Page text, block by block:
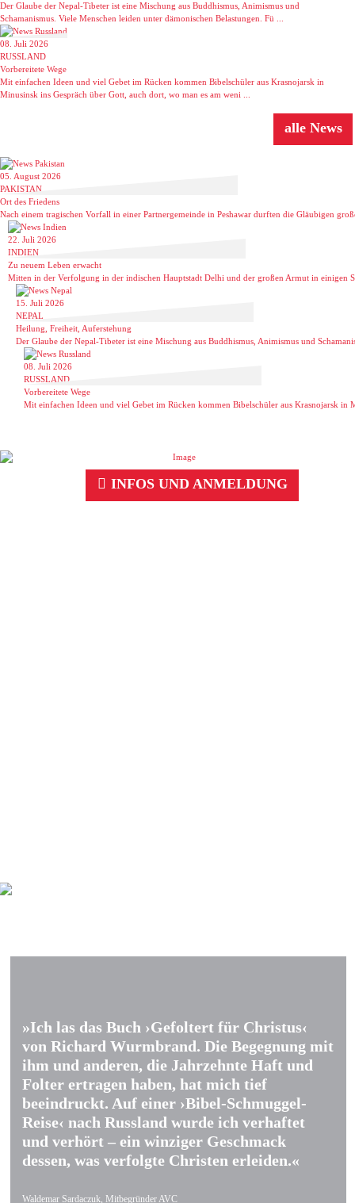
Der Glaube der Nepal-Tibeter ist eine Mischung aus Buddhismus, Animismus und
Schamanismus. Viele Menschen leiden unter dämonischen Belastungen. Fü ...
08. Juli 2026
RUSSLAND
Vorbereitete Wege
Mit einfachen Ideen und viel Gebet im Rücken kommen Bibelschüler aus Krasnojarsk in
Minusinsk ins Gespräch über Gott, auch dort, wo man es am weni ...
alle News
05. August 2026
PAKISTAN
Ort des Friedens
Nach einem tragischen Vorfall in einer Partnergemeinde in Peshawar durften die Gläubigen
22. Juli 2026
INDIEN
Zu neuem Leben erwacht
Mitten in der Verfolgung in der indischen Hauptstadt Delhi und der großen Armut in einigen
15. Juli 2026
NEPAL
Heilung, Freiheit, Auferstehung
Der Glaube der Nepal-Tibeter ist eine Mischung aus Buddhismus, Animismus und
08. Juli 2026
RUSSLAND
Vorbereitete Wege
Mit einfachen Ideen und viel Gebet im Rücken kommen Bibelschüler aus Krasnojarsk in
INFOS UND ANMELDUNG
»Ich las das Buch ›Gefoltert für Christus‹
von Richard Wurmbrand. Die Begegnung mit
ihm und anderen, die Jahrzehnte Haft und
Folter ertragen haben, hat mich tief
beeindruckt. Auf einer ›Bibel-Schmuggel-
Reise‹ nach Russland wurde ich verhaftet
und verhört – ein winziger Geschmack
dessen, was verfolgte Christen erleiden.«
Waldemar Sardaczuk, Mitbegründer AVC